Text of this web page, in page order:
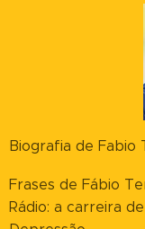
Biografia de Fabio
Frases de Fábio
Rádio: a carreira